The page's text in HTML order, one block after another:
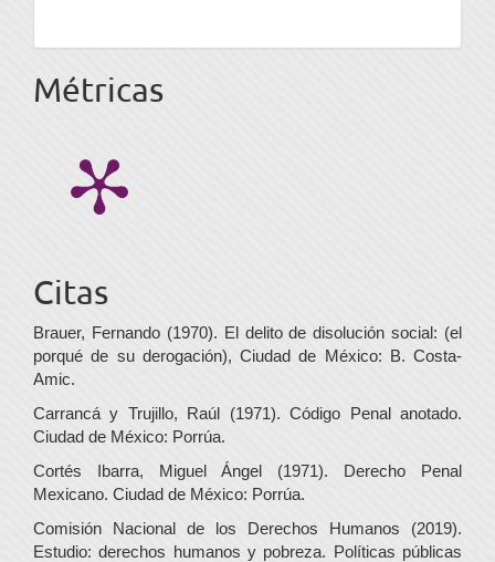
Métricas
Citas
Brauer, Fernando (1970). El delito de disolución social: (el
porqué de su derogación), Ciudad de México: B. Costa-
Amic.
Carrancá y Trujillo, Raúl (1971). Código Penal anotado.
Ciudad de México: Porrúa.
Cortés Ibarra, Miguel Ángel (1971). Derecho Penal
Mexicano. Ciudad de México: Porrúa.
Comisión Nacional de los Derechos Humanos (2019).
Estudio: derechos humanos y pobreza. Políticas públicas